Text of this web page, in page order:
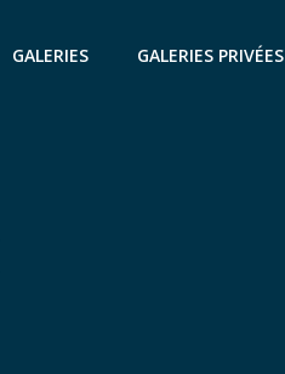
GALERIES GALERIES PRIVÉES